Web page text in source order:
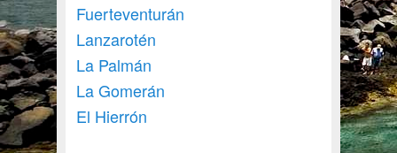
Fuerteventurán
Lanzarotén
La Palmán
La Gomerán
El Hierrón